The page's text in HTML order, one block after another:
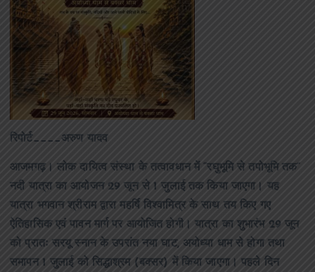
रिपोर्ट____अरुण यादव
आजमगढ़। लोक दायित्व संस्था के तत्वावधान में “रघुभूमि से तपोभूमि तक”
नदी यात्रा का आयोजन 29 जून से 1 जुलाई तक किया जाएगा। यह
यात्रा भगवान श्रीराम द्वारा महर्षि विश्वामित्र के साथ तय किए गए
ऐतिहासिक एवं पावन मार्ग पर आयोजित होगी। यात्रा का शुभारंभ 29 जून
को प्रातः सरयू स्नान के उपरांत नया घाट, अयोध्या धाम से होगा तथा
समापन 1 जुलाई को सिद्धाश्रम (बक्सर) में किया जाएगा। पहले दिन